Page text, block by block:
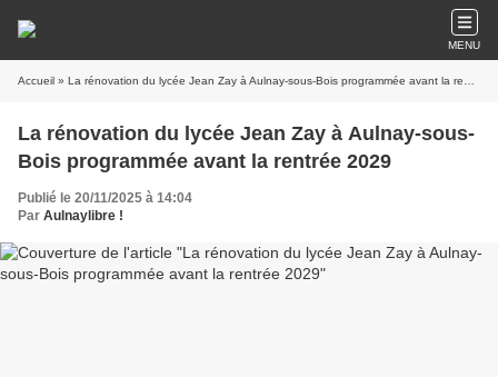
MENU
Accueil » La rénovation du lycée Jean Zay à Aulnay-sous-Bois programmée avant la rentrée 2029
La rénovation du lycée Jean Zay à Aulnay-sous-
Bois programmée avant la rentrée 2029
Publié le 20/11/2025 à 14:04
Par Aulnaylibre !